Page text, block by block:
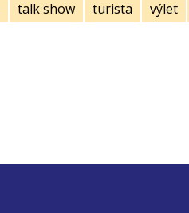
talk show turista výlet